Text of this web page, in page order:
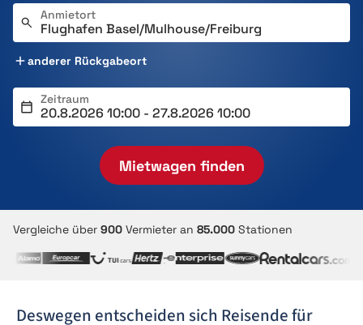
Anmietort
anderer Rückgabeort
Zeitraum
Mietwagen finden
Vergleiche über 900 Vermieter an 85.000 Stationen
Deswegen entscheiden sich Reisende für